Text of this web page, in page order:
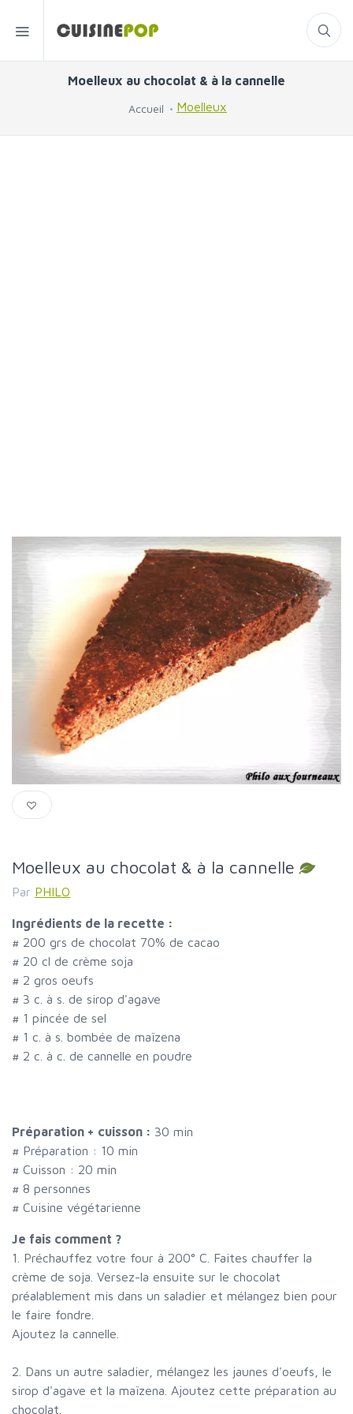
Moelleux au chocolat & à la cannelle
Accueil Moelleux
Moelleux au chocolat & à la cannelle
Par PHILO
Ingrédients de la recette :
# 200 grs de chocolat 70% de cacao
# 20 cl de crème soja
# 2 gros oeufs
# 3 c. à s. de sirop d'agave
# 1 pincée de sel
# 1 c. à s. bombée de maïzena
# 2 c. à c. de cannelle en poudre
Préparation + cuisson : 30 min
# Préparation : 10 min
# Cuisson : 20 min
# 8 personnes
# Cuisine végétarienne
Je fais comment ?
1. Préchauffez votre four à 200° C. Faites chauffer la
crème de soja. Versez-la ensuite sur le chocolat
préalablement mis dans un saladier et mélangez bien pour
le faire fondre.
Ajoutez la cannelle.
2. Dans un autre saladier, mélangez les jaunes d'oeufs, le
sirop d'agave et la maïzena. Ajoutez cette préparation au
chocolat.